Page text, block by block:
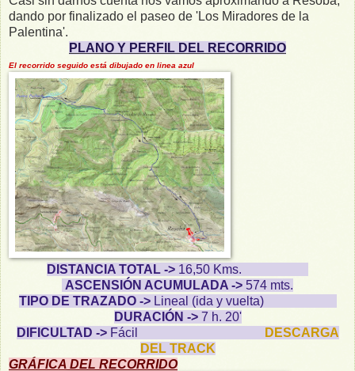
dando por finalizado el paseo de 'Los Miradores de la
Palentina'.
PLANO Y PERFIL DEL RECORRIDO
El recorrido seguido está dibujado en linea azul
DISTANCIA TOTAL -> 16,50 Kms.
ASCENSIÓN ACUMULADA -> 574 mts.
TIPO DE TRAZADO ->Lineal (ida y vuelta)
DURACIÓN ->7 h. 20'
DIFICULTAD ->Fácil
DESCARGA
DEL TRACK
GRÁFICA DEL RECORRIDO